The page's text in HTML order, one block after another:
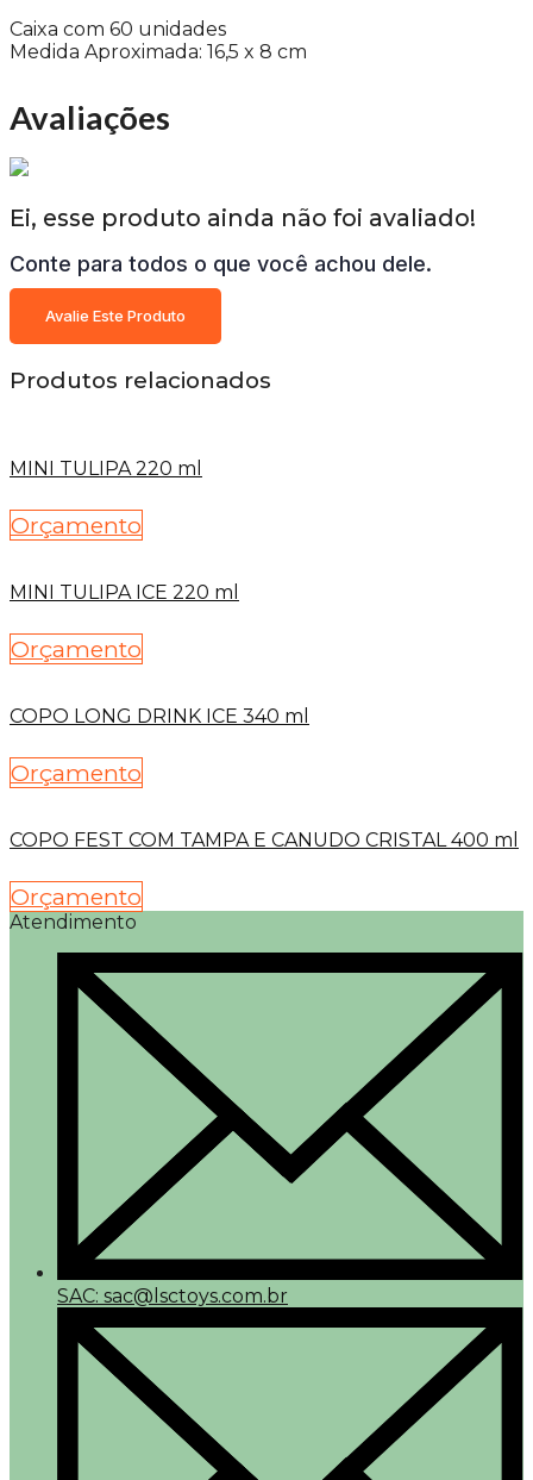
Caixa com 60 unidades
Medida Aproximada: 16,5 x 8 cm
Avaliações
Ei, esse produto ainda não foi avaliado!
Conte para todos o que você achou dele.
Avalie Este Produto
Produtos relacionados
MINI TULIPA 220 ml
Orçamento
MINI TULIPA ICE 220 ml
Orçamento
COPO LONG DRINK ICE 340 ml
Orçamento
COPO FEST COM TAMPA E CANUDO CRISTAL 400 ml
Orçamento
Atendimento
SAC: sac@lsctoys.com.br